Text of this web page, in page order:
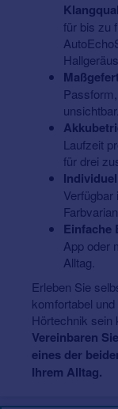
für bis zu
unsichtbar.
Laufzeit
für drei
Verfügbar
Einfache
App oder
Alltag.
Erleben Sie
komfortabel
Hörtechnik sein
Vereinbaren
eines der
Ihrem Alltag.